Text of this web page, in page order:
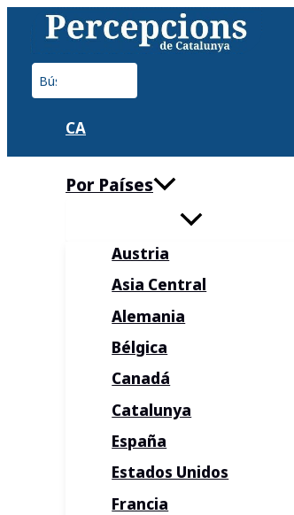
contenido
Buscar
por:
CA
Por Países
Austria
Asia Central
Alemania
Bélgica
Canadá
Catalunya
España
Estados Unidos
Francia